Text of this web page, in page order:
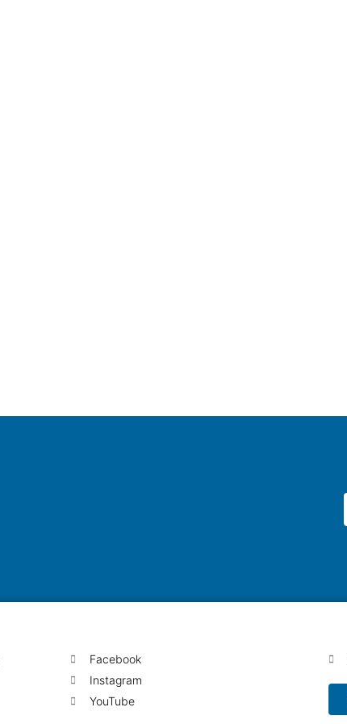
Facebook
Instagram
YouTube